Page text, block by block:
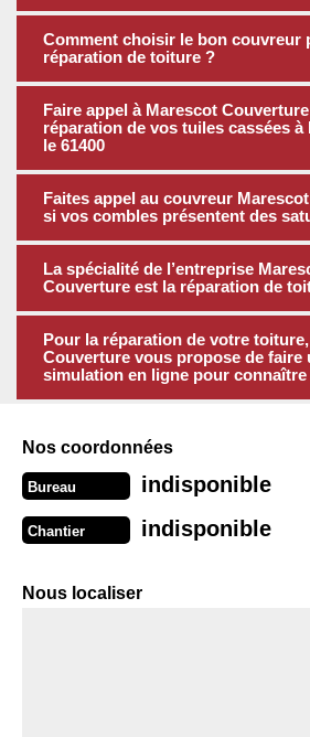
Comment choisir le bon couvreur
réparation de toiture ?
Faire appel à Marescot
réparation de vos tuiles cassées à
le 61400
Faites appel au couvreur
si vos combles présentent des
La spécialité de l’entreprise
Couverture est la réparation de
Pour la réparation de votre
Couverture vous propose de faire
simulation en ligne pour
Nos coordonnées
Bureau indisponible
Chantier indisponible
Nous localiser